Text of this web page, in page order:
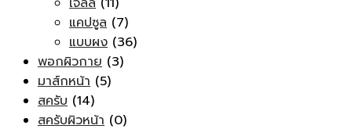
แคปซูล (7)
แบบผง (36)
พอกผิวกาย (3)
มาส์กหน้า (5)
สครับ (14)
สครับผิวหน้า (0)